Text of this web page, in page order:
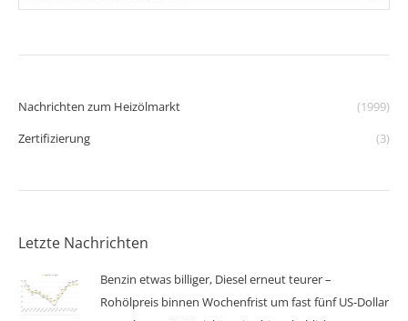
Nachrichten zum Heizölmarkt
(1999)
Zertifizierung
(3)
Letzte Nachrichten
Benzin etwas billiger, Diesel erneut teurer –
Rohölpreis binnen Wochenfrist um fast fünf US-Dollar